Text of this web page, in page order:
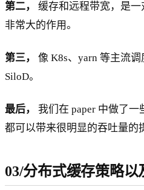
第二，
缓存和远程带宽，是
非常大的作用。
第三，
像 K8s、yarn 等主流
SiloD。
最后，
我们在 paper 中做了一
都可以带来很明显的吞吐量的
03/分布式缓存策略以